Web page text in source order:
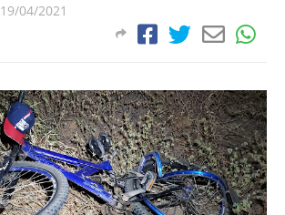
19/04/2021